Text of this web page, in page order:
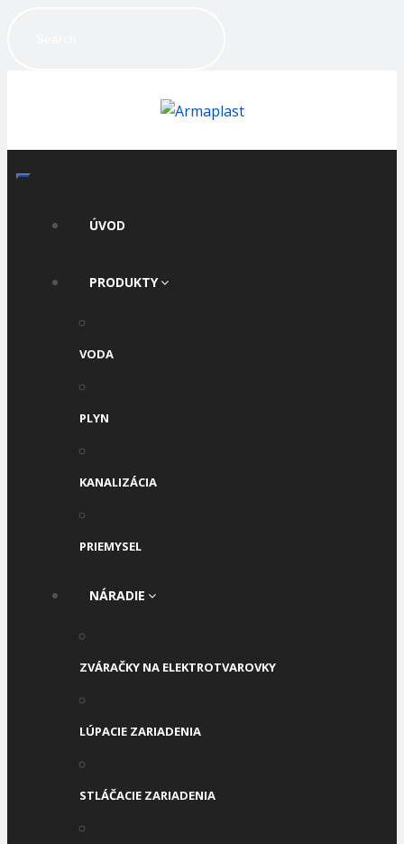
ÚVOD
PRODUKTY
VODA
PLYN
KANALIZÁCIA
PRIEMYSEL
NÁRADIE
ZVÁRAČKY NA ELEKTROTVAROVKY
LÚPACIE ZARIADENIA
STLÁČACIE ZARIADENIA